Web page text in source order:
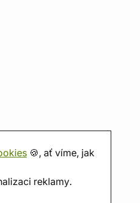
🍪, ať víme, jak
reklamy.